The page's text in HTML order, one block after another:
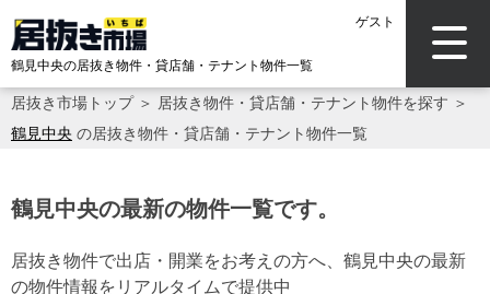
ゲスト
鶴見中央の居抜き物件・貸店舗・テナント物件一覧
居抜き市場トップ＞ 居抜き物件・貸店舗・テナント物件を探す ＞
鶴見中央 の居抜き物件・貸店舗・テナント物件一覧
鶴見中央の最新の物件一覧です。
居抜き物件で出店・開業をお考えの方へ、鶴見中央の最新
の物件情報をリアルタイムで提供中